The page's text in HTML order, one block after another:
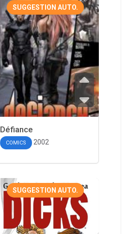
SUGGESTION AUTO.
Défiance
COMICS 2002
SUGGESTION AUTO.